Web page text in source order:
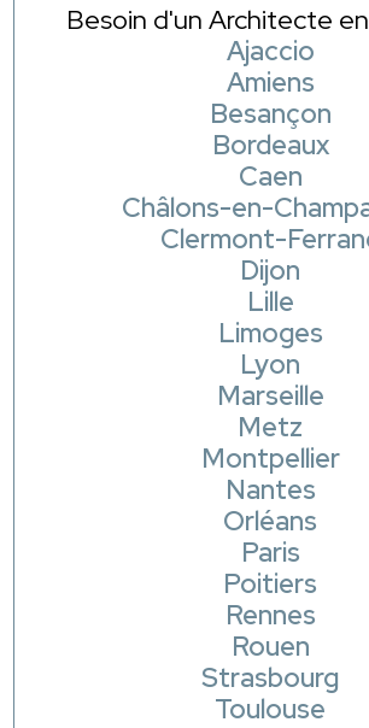
Besoin d'un Architecte
Ajaccio
Amiens
Besançon
Bordeaux
Caen
Châlons-en-
Clermont-
Dijon
Lille
Limoges
Lyon
Marseille
Metz
Montpellier
Nantes
Orléans
Paris
Poitiers
Rennes
Rouen
Strasbourg
Toulouse